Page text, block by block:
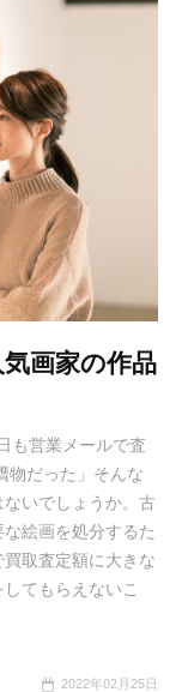
画家の作品
も営業メールで査
物だった」そんな
いでしょうか。古
絵画を処分するた
取査定額に大きな
てもらえないこ
2022年02月25日